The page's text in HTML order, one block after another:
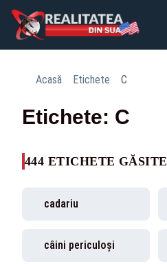
Acasă Etichete C
Etichete: C
444 ETICHETE GĂSITE
cadariu
câini periculoşi